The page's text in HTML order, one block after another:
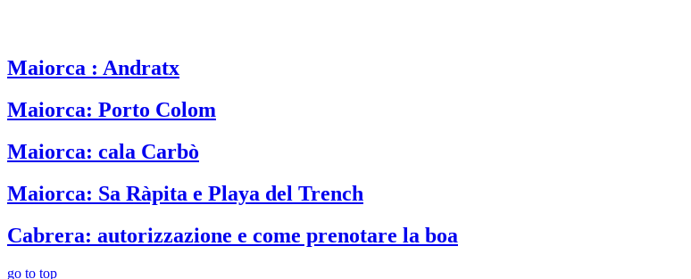
Maiorca : Andratx
Maiorca: Porto Colom
Maiorca: cala Carbò
Maiorca: Sa Ràpita e Playa del Trench
Cabrera: autorizzazione e come prenotare la boa
go to top